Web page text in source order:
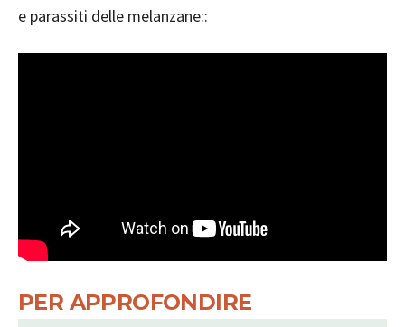
e parassiti delle melanzane::
PER APPROFONDIRE